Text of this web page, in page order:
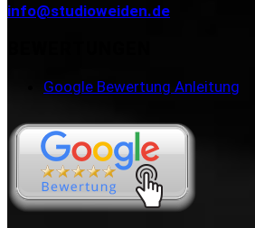
info@studioweiden.de
Google Bewertung Anleitung